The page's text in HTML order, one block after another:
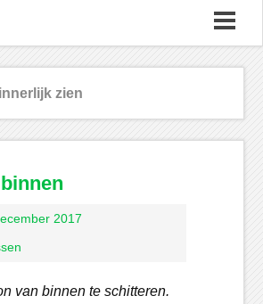
innerlijk zien
2017
van binnen te schitteren.